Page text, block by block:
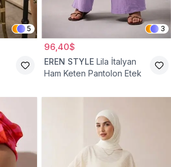
5 3
96,40$
EREN STYLE Lila İtalyan
Ham Keten Pantolon Etek